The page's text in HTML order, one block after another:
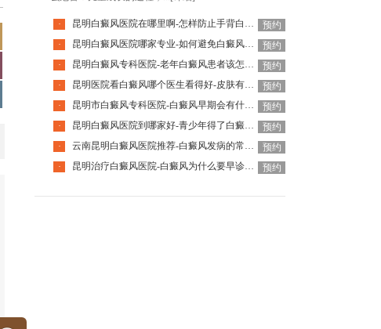
· 昆明白癜风医院在哪里啊-怎样防止手背白癜风扩散呢
预约
·
昆明白癜风医院哪家专业-如何避免白癜风复发呢
预约
·
昆明白癜风专科医院-老年白癜风患者该怎么有效应对疾病
预约
·
昆明医院看白癜风哪个医生看得好-皮肤有白癜风后该怎么护理
预约
·
昆明市白癜风专科医院-白癜风早期会有什么症状
预约
·
昆明白癜风医院到哪家好-青少年得了白癜风该怎么科学治疗呢
预约
·
云南昆明白癜风医院推荐-白癜风发病的常见诱因是什么
预约
·
昆明治疗白癜风医院-白癜风为什么要早诊早治 预约